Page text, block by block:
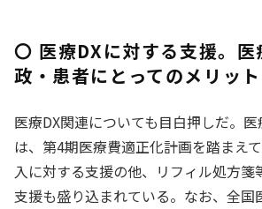
〇 医療DXに対する支援。医
政・患者にとってのメリット
医療DX関連についても目白押しだ。
は、第4期医療費適正化計画を踏まえ
入に対する支援の他、リフィル処方箋
支援も盛り込まれている。なお、全国